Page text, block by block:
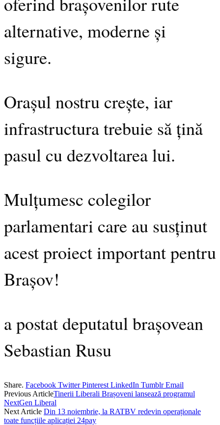
alternative, moderne și
sigure.
Orașul nostru crește, iar
infrastructura trebuie să țină
pasul cu dezvoltarea lui.
Mulțumesc colegilor
parlamentari care au susținut
acest proiect important pentru
Brașov!
a postat deputatul brașovean
Sebastian Rusu
Share. Facebook Twitter Pinterest LinkedIn Tumblr Email
Previous ArticleTinerii Liberali Brașoveni lansează programul
NextGen Liberal
Next Article Din 13 noiembrie, la RATBV redevin operaționale
toate funcțiile aplicației 24pay